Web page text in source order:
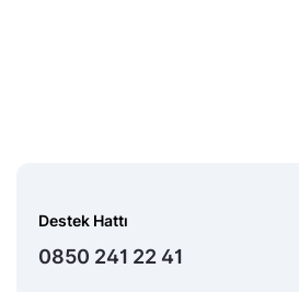
Destek Hattı
0850 241 22 41